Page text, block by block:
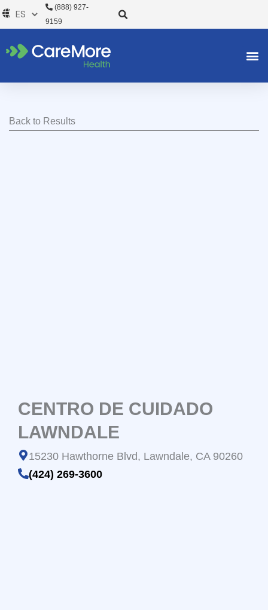
al
(888) 927-
9159
Back to Results
CENTRO DE CUIDADO
LAWNDALE
15230 Hawthorne Blvd, Lawndale, CA 90260
(424) 269-3600